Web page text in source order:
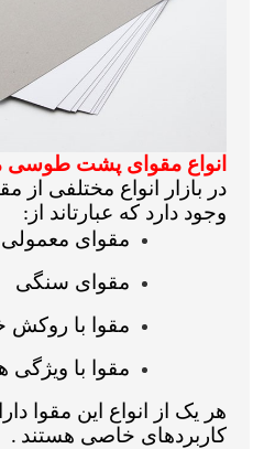
انواع مقوای پشت طوسی
در بازار انواع مختلفی
وجود دارد که عبارتاند از :
مقوای معمولی
مقوای سنگی
مقوا با
مقوا با
هر یک از انواع این مقوا
کاربردهای خاصی هستند .